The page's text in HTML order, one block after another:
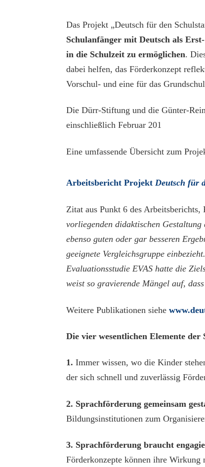
Das Projekt „Deutsch für den
Schulanfänger mit Deutsch als
in die Schulzeit zu ermöglichen.
dabei helfen, das Förderkonzept
Vorschul- und eine für das
Die Dürr-Stiftung und die Günter-
einschließlich Februar 201
Eine umfassende Übersicht zum
Arbeitsbericht ProjektDeutsch für
Zitat aus Punkt 6 des
vorliegenden didaktischen
ebenso guten oder gar besseren
geeignete Vergleichsgruppe
Evaluationsstudie EVAS hatte die
weist so gravierende Mängel auf,
Weitere Publikationen siehe
Die vier wesentlichen Elemente
1. Immer wissen, wo die Kinder
der sich schnell und zuverlässig
2. Sprachförderung gemeinsam
Bildungsinstitutionen zum
3. Sprachförderung braucht
Förderkonzepte können ihre Wirkung